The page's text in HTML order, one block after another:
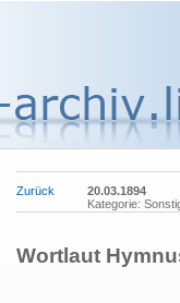
Zurück
20.03.1894
Kategorie:
Wortlaut